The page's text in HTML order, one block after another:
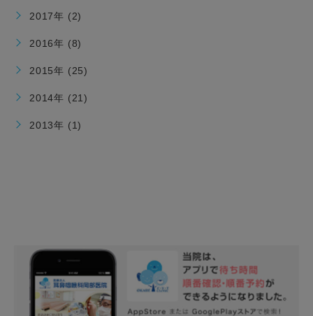
2017年 (2)
2016年 (8)
2015年 (25)
2014年 (21)
2013年 (1)